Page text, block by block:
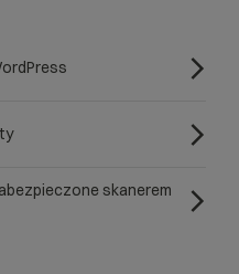
skanerem